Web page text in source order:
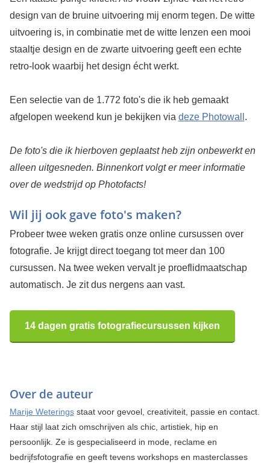
design van de bruine uitvoering mij enorm tegen. De witte
uitvoering is, in combinatie met de witte lenzen een mooi
staaltje design en de zwarte uitvoering geeft een echte
retro-look waarbij het design écht werkt.
Een selectie van de 1.772 foto's die ik heb gemaakt
afgelopen weekend kun je bekijken via deze Photowall .
De foto's die ik hierboven geplaatst heb zijn onbewerkt en
alleen uitgesneden. Binnenkort volgt er meer informatie
over de wedstrijd op Photofacts!
Wil jij ook gave foto's maken?
Probeer twee weken gratis onze online cursussen over
fotografie. Je krijgt direct toegang tot meer dan 100
cursussen. Na twee weken vervalt je proeflidmaatschap
automatisch. Je zit dus nergens aan vast.
14 dagen gratis fotografiecursussen kijken
Over de auteur
Marije Weteringsstaat voor gevoel, creativiteit, passie en contact.
Haar stijl laat zich omschrijven als chic, artistiek, hip en
persoonlijk. Ze is gespecialiseerd in mode, reclame en
bedrijfsfotografie en geeft tevens workshops en masterclasses